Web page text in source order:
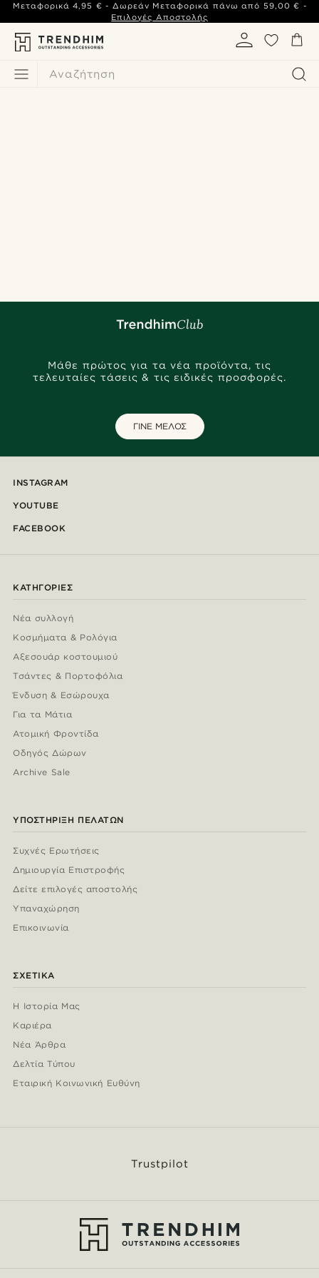
Αναζήτηση
Μεταφορικά 4,95 € - Δωρεάν Μεταφορικά πάνω από 59,00 € -
Επιλογές Αποστολής
Μάθε πρώτος για τα νέα προϊόντα, τις
τελευταίες τάσεις & τις ειδικές προσφορές.
ΓΙΝΕ ΜΕΛΟΣ
INSTAGRAM
YOUTUBE
FACEBOOK
ΚΑΤΗΓΟΡΊΕΣ
Νέα συλλογή
Κοσμήματα & Ρολόγια
Αξεσουάρ κοστουμιού
Τσάντες & Πορτοφόλια
Ένδυση & Εσώρουχα
Για τα Μάτια
Ατομική Φροντίδα
Οδηγός Δώρων
Archive Sale
ΥΠΟΣΤΉΡΙΞΗ ΠΕΛΑΤΏΝ
Συχνές Ερωτήσεις
Δημιουργία Επιστροφής
Δείτε επιλογές αποστολής
Υπαναχώρηση
Επικοινωνία
ΣΧΕΤΙΚΆ
Η Ιστορία Μας
Καριέρα
Νέα Άρθρα
Δελτία Τύπου
Εταιρική Κοινωνική Ευθύνη
Trustpilot